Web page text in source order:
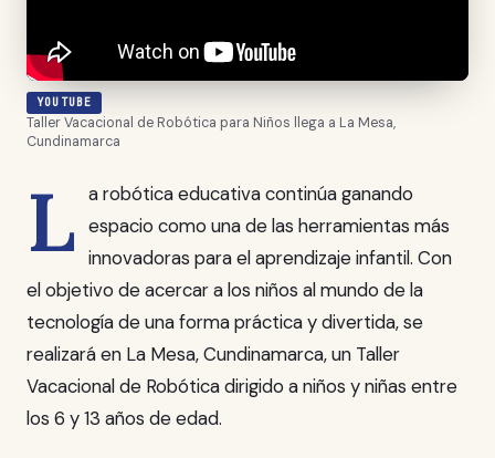
YOUTUBE
Taller Vacacional de Robótica para Niños llega a La Mesa,
Cundinamarca
L a robótica educativa continúa ganando
espacio como una de las herramientas más
innovadoras para el aprendizaje infantil. Con
el objetivo de acercar a los niños al mundo de la
tecnología de una forma práctica y divertida, se
realizará en La Mesa, Cundinamarca, un Taller
Vacacional de Robótica dirigido a niños y niñas entre
los 6 y 13 años de edad.